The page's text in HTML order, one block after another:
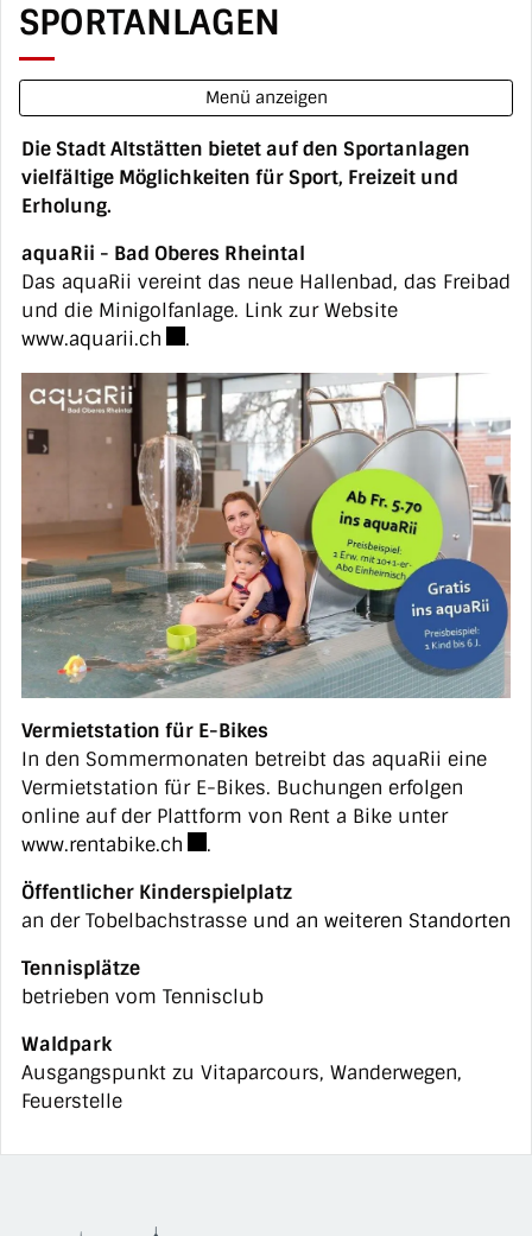
SPORTANLAGEN
Menü anzeigen
Die Stadt Altstätten bietet auf den Sportanlagen
vielfältige Möglichkeiten für Sport, Freizeit und
Erholung.
aquaRii - Bad Oberes Rheintal
Das aquaRii vereint das neue Hallenbad, das Freibad
und die Minigolfanlage. Link zur Website
www.aquarii.ch Externer Link wird in einem neuen
.
Vermietstation für E-Bikes
In den Sommermonaten betreibt das aquaRii eine
Vermietstation für E-Bikes. Buchungen erfolgen
online auf der Plattform von Rent a Bike unter
www.rentabike.ch Externer Link wird in einem neuen
.
Öffentlicher Kinderspielplatz
an der Tobelbachstrasse und an weiteren Standorten
Tennisplätze
betrieben vom Tennisclub
Waldpark
Ausgangspunkt zu Vitaparcours, Wanderwegen,
Feuerstelle